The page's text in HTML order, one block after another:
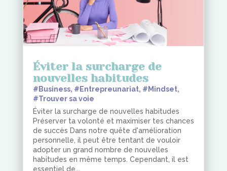
Éviter la surcharge de
nouvelles habitudes
#Business, #Entrepreunariat, #Mindset,
#Trouver sa voie
Éviter la surcharge de nouvelles habitudes
Préserver ta volonté et maximiser tes chances
de succès Dans notre quête d'amélioration
personnelle, il peut être tentant de vouloir
adopter un grand nombre de nouvelles
habitudes en même temps. Cependant, il est
essentiel de...